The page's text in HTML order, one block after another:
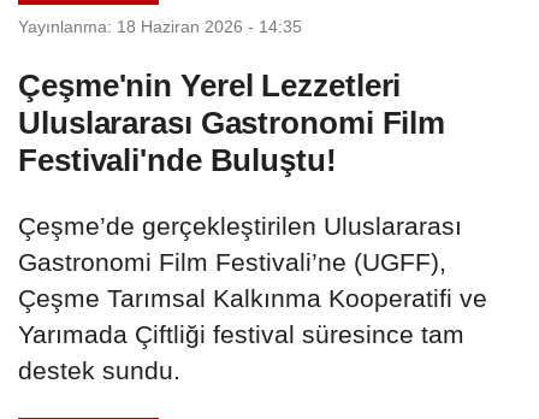
Yayınlanma: 18 Haziran 2026 - 14:35
Çeşme'nin Yerel Lezzetleri
Uluslararası Gastronomi Film
Festivali'nde Buluştu!
Çeşme’de gerçekleştirilen Uluslararası
Gastronomi Film Festivali’ne (UGFF),
Çeşme Tarımsal Kalkınma Kooperatifi ve
Yarımada Çiftliği festival süresince tam
destek sundu.